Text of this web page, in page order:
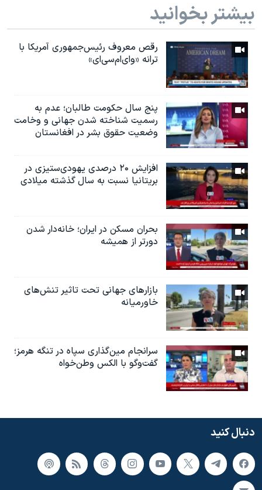
بیشتر بخوانید
رقص معروف رئیس‌جمهوری آمریکا با
ترانه «وای‌ام‌سی‌ای»
پنج سال حکومت طالبان؛ عدم به
رسمیت شناخته شدن جهانی و وخامت
وضعیت حقوق بشر در افغانستان
افزایش ۲۰ درصدی یهودی‌ستیزی در
بریتانیا نسبت به سال گذشته میلادی
بحران مسکن در ایران؛ خانه‌دار شدن
دورتر از همیشه
بازارهای جهانی تحت تاثیر تنش‌های
خاورمیانه
سرانجام مین‌گذاری‌ سپاه در تنگه هرمز؛
گفت‌وگو با الکس وطن‌خواه
دنبال کنید